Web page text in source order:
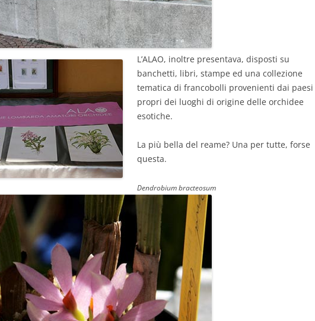
L’ALAO, inoltre presentava, disposti su
banchetti, libri, stampe ed una collezione
tematica di francobolli provenienti dai paesi
propri dei luoghi di origine delle orchidee
esotiche.
La più bella del reame? Una per tutte, forse
questa.
Dendrobium bracteosum